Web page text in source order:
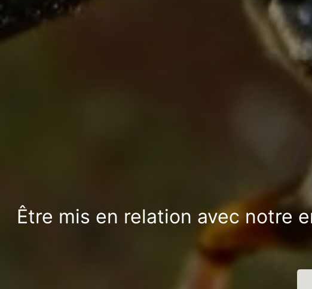
Être mis en relation avec notre